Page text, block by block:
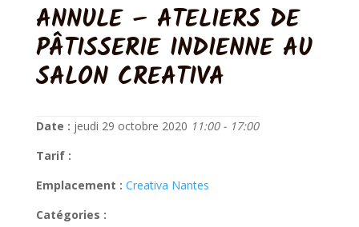
ANNULE – ATELIERS DE
PÂTISSERIE INDIENNE AU
SALON CREATIVA
Date : jeudi 29 octobre 2020 11:00 - 17:00
Tarif :
Emplacement : Creativa Nantes
Catégories :